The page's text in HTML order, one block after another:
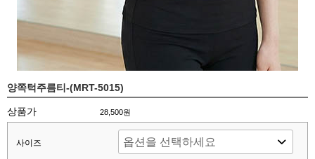
양쪽턱주름티-(MRT-5015)
상품가 28,500원
사이즈